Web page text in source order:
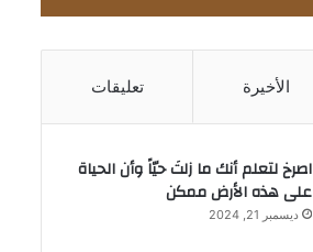
الأخيرة تعليقات
‫اصرخ لتعلم أنك ما زلتَ حيّاً وأن الحياة
على هذه الأرض ممكن
ديسمبر 21, 2024